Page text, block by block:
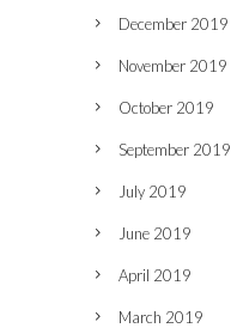
December 2019
November 2019
October 2019
September 2019
July 2019
June 2019
April 2019
March 2019